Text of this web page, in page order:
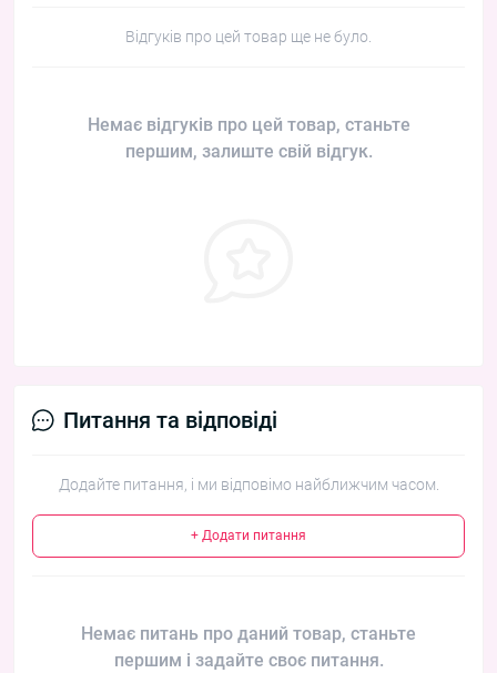
Відгуків про цей товар ще не було.
Немає відгуків про цей товар, станьте
першим, залиште свій відгук.
Питання та відповіді
Додайте питання, і ми відповімо найближчим часом.
+ Додати питання
Немає питань про даний товар, станьте
першим і задайте своє питання.